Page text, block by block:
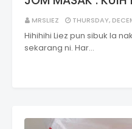
MRSLIEZ THURSDAY,
Hihihihi Liez pun sibuk la
sekarang ni. Har…